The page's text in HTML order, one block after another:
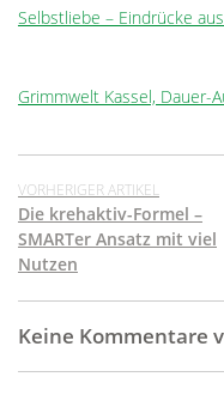
Selbstliebe – Eindrücke
Grimmwelt Kassel, Dauer-
VORHERIGER ARTIKEL
Die krehaktiv-Formel –
SMARTer Ansatz mit viel
Nutzen
Keine Kommentare